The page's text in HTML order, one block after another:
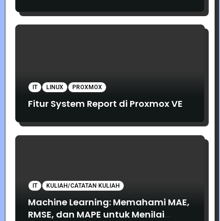
IT LINUX PROXMOX
Fitur System Report di Proxmox VE
IT KULIAH/CATATAN KULIAH
Machine Learning: Memahami MAE,
RMSE, dan MAPE untuk Menilai